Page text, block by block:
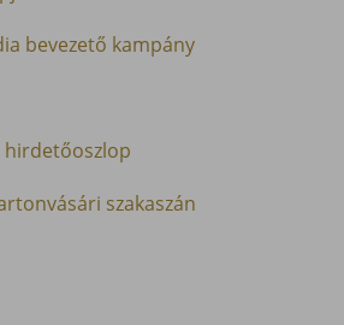
bevezető kampány
hirdetőoszlop
szakaszán